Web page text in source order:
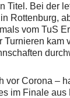
Titel. Bei der
Rottenburg,
vom TuS
Turnieren kam
vor Corona –
im Finale